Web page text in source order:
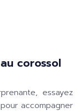
corossol
essayez
accompagner